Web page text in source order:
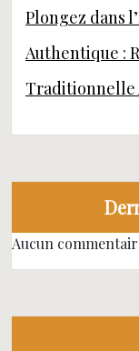
Plongez dans
Authentique :
Traditionnelle
Aucun